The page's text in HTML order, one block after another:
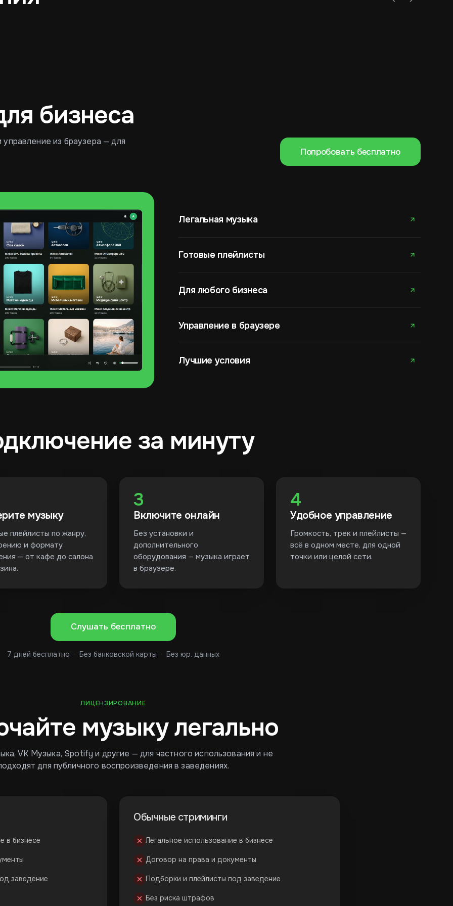
бизнеса
из браузера — для
Попробовать бесплатно
Легальная музыка
Готовые плейлисты
Для любого бизнеса
Управление в браузере
Лучшие условия
за минуту
музыку
плейлисты по жанру,
и формату
— от кафе до салона
3
Включите онлайн
Без установки и
дополнительного
оборудования — музыка играет
в браузере.
4
Удобное управление
Громкость, трек и плейлисты —
всё в одном месте, для одной
точки или целой сети.
Слушать бесплатно
7 дней бесплатно · Без банковской карты · Без юр. данных
ЛИЦЕНЗИРОВАНИЕ
музыку легально
VK Музыка, Spotify и другие — для частного использования и не
для публичного воспроизведения в заведениях.
в бизнесе
заведение
Обычные стриминги
Легальное использование в бизнесе
Договор на права и документы
Подборки и плейлисты под заведение
Без риска штрафов